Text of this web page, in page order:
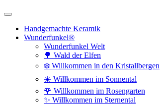
Handgemachte Keramik
Wunderfunkel®
Wunderfunkel Welt
🌳 Wald der Elfen
❄️ Willkommen in den Kristallbergen
☀️ Willkommen im Sonnental
🌹 Willkommen im Rosengarten
✨ Willkommen im Sternental